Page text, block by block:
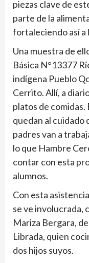
piezas clave de
parte de la
fortaleciendo así a
Una muestra de
Básica N°13377
indígena Pueblo
Cerrito. Allí, a
platos de comidas.
quedan al cuidado
padres van a
lo que Hambre
contar con esta
alumnos.
Con esta
se ve involucrada,
Mariza Bergara,
Librada, quien
dos hijos suyos.